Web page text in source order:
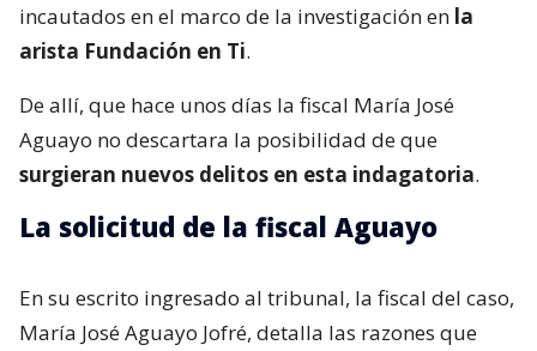
incautados en el marco de la investigación en la
arista Fundación en Ti.
De allí, que hace unos días la fiscal María José
Aguayo no descartara la posibilidad de que
surgieran nuevos delitos en esta indagatoria.
La solicitud de la fiscal Aguayo
En su escrito ingresado al tribunal, la fiscal del caso,
María José Aguayo Jofré, detalla las razones que